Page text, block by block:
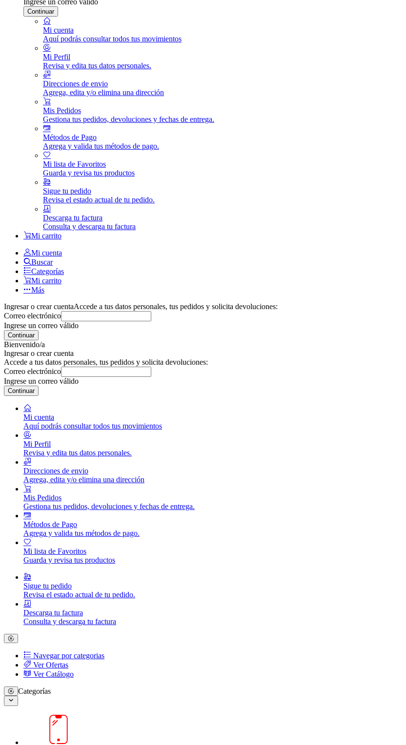
Continuar
Mi cuenta
Aquí podrás consultar todos tus movimientos
Mi Perfil
Revisa y edita tus datos personales.
Direcciones de envio
Agrega, edita y/o elimina una dirección
Mis Pedidos
Gestiona tus pedidos, devoluciones y fechas de entrega.
Métodos de Pago
Agrega y valida tus métodos de pago.
Mi lista de Favoritos
Guarda y revisa tus productos
Sigue tu pedido
Revisa el estado actual de tu pedido.
Descarga tu factura
Consulta y descarga tu factura
Mi carrito
Mi cuenta
Buscar
Categorías
Mi carrito
Más
Ingresar o crear cuentaAccede a tus datos personales, tus pedidos y solicita devoluciones:
Correo electrónico
Ingrese un correo válido
Continuar
Bienvenido/a
Ingresar o crear cuenta
Accede a tus datos personales, tus pedidos y solicita devoluciones:
Correo electrónico
Ingrese un correo válido
Continuar
Mi cuenta
Aquí podrás consultar todos tus movimientos
Mi Perfil
Revisa y edita tus datos personales.
Direcciones de envio
Agrega, edita y/o elimina una dirección
Mis Pedidos
Gestiona tus pedidos, devoluciones y fechas de entrega.
Métodos de Pago
Agrega y valida tus métodos de pago.
Mi lista de Favoritos
Guarda y revisa tus productos
Sigue tu pedido
Revisa el estado actual de tu pedido.
Descarga tu factura
Consulta y descarga tu factura
Navegar por categorias
Ver Ofertas
Ver Catálogo
Categorías